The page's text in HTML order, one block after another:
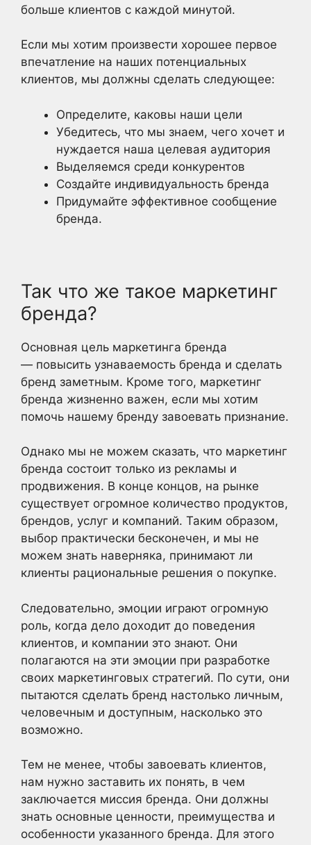
больше клиентов с каждой минутой.
Если мы хотим произвести хорошее первое
впечатление на наших потенциальных
клиентов, мы должны сделать следующее:
Определите, каковы наши цели
Убедитесь, что мы знаем, чего хочет и
нуждается наша целевая аудитория
Выделяемся среди конкурентов
Создайте индивидуальность бренда
Придумайте эффективное сообщение
бренда.
Так что же такое маркетинг
бренда?
Основная цель маркетинга бренда
— повысить узнаваемость бренда и сделать
бренд заметным. Кроме того, маркетинг
бренда жизненно важен, если мы хотим
помочь нашему бренду завоевать признание.
Однако мы не можем сказать, что маркетинг
бренда состоит только из рекламы и
продвижения. В конце концов, на рынке
существует огромное количество продуктов,
брендов, услуг и компаний. Таким образом,
выбор практически бесконечен, и мы не
можем знать наверняка, принимают ли
клиенты рациональные решения о покупке.
Следовательно, эмоции играют огромную
роль, когда дело доходит до поведения
клиентов, и компании это знают. Они
полагаются на эти эмоции при разработке
своих маркетинговых стратегий. По сути, они
пытаются сделать бренд настолько личным,
человечным и доступным, насколько это
возможно.
Тем не менее, чтобы завоевать клиентов,
нам нужно заставить их понять, в чем
заключается миссия бренда. Они должны
знать основные ценности, преимущества и
особенности указанного бренда. Для этого